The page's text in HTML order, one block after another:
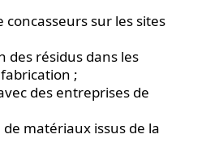
concasseurs sur les sites
des résidus dans les
;
des entreprises de
matériaux issus de la